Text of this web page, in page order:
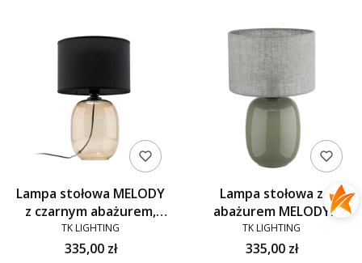
Lampa stołowa MELODY
z czarnym abażurem,
podstawa szklana
bursztynowa
TK LIGHTING
335,00 zł
Lampa stołowa z
abażurem MELODY
szklana zielona
TK LIGHTING
335,00 zł